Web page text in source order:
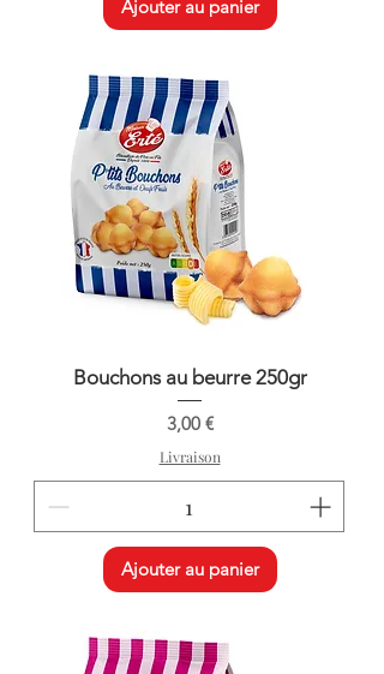
Ajouter au panier
Bouchons au beurre 250gr
Prix
3,00 €
Livraison
Ajouter au panier